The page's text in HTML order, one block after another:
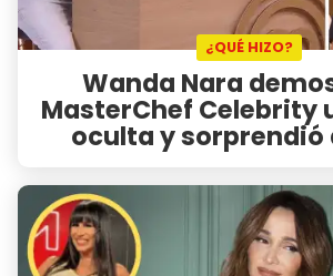
¿QUÉ HIZO?
Wanda Nara
MasterChef Celebrity
oculta y sorprendió